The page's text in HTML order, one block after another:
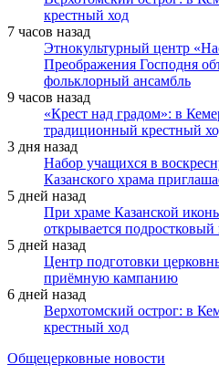
крестный ход
7 часов назад
Этнокультурный центр
Преображения Господня
фольклорный ансамбль
9 часов назад
«Крест над градом»: в
традиционный крестный
3 дня назад
Набор учащихся в
Казанского храма
5 дней назад
При храме Казанской
открывается подростковый
5 дней назад
Центр подготовки
приёмную кампанию
6 дней назад
Верхотомский острог: в
крестный ход
Общецерковные новости